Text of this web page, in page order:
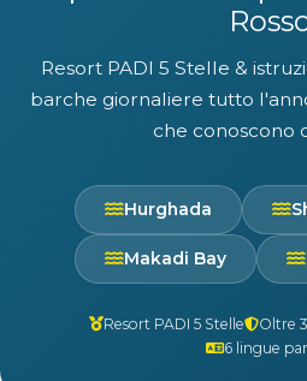
Resort PADI 5 Stelle &
barche giornaliere tutto
che conoscono
Hurghada
Makadi Bay
Resort PADI 5 Stelle
Oltre
6 lingue